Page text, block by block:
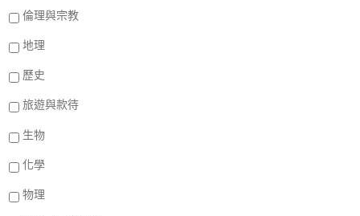
倫理與宗教
地理
歷史
旅遊與款待
生物
化學
物理